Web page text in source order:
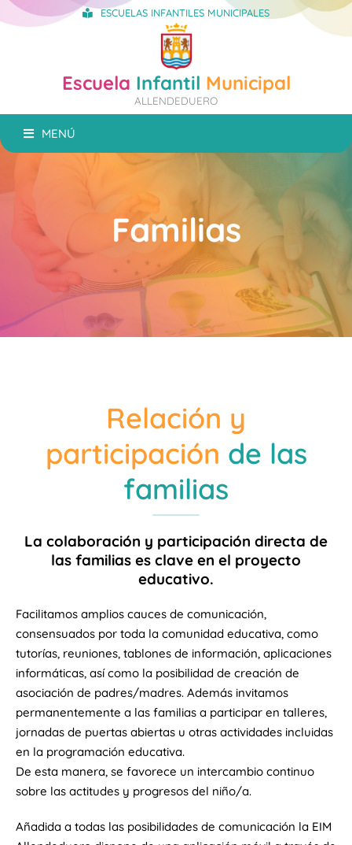
ESCUELAS INFANTILES MUNICIPALES
Escuela Infantil Municipal
ALLENDEDUERO
MENÚ
Familias
Relación y
participación de las
familias
La colaboración y participación directa de
las familias es clave en el proyecto
educativo.
Facilitamos amplios cauces de comunicación,
consensuados por toda la comunidad educativa, como
tutorías, reuniones, tablones de información, aplicaciones
informáticas, así como la posibilidad de creación de
asociación de padres/madres. Además invitamos
permanentemente a las familias a participar en talleres,
jornadas de puertas abiertas u otras actividades incluidas
en la programación educativa.
De esta manera, se favorece un intercambio continuo
sobre las actitudes y progresos del niño/a.
Añadida a todas las posibilidades de comunicación la EIM